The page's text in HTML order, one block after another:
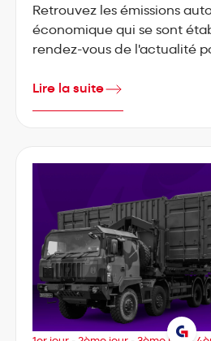
Retrouvez les émissions
économique qui se sont
rendez-vous de l'actualité
Lire la suite